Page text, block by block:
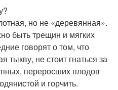
но не «деревянная».
быть трещин и мягких
говорят о том, что
тыкву, не стоит гнаться за
переросших плодов
и горчить.